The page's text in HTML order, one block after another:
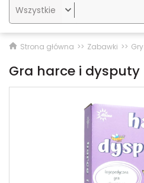

Strona główna Zabawki Gry
Gra harce i dysputy